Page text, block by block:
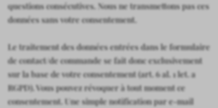
questions consécutives. Nous ne transmettons pas ces
données sans votre consentement.
Le traitement des données entrées dans le formulaire
de contact/de commande se fait donc exclusivement
sur la base de votre consentement (art. 6 al. 1 let. a
RGPD). Vous pouvez révoquer à tout moment ce
consentement. Une simple notification par e-mail